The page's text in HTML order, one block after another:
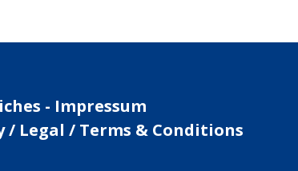
- Impressum
/ Legal / Terms & Conditions